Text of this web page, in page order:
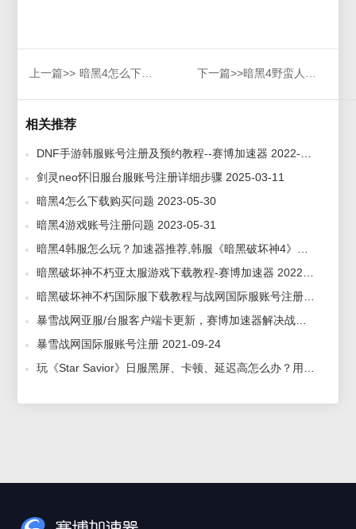
上一篇>> 暗黑4怎么下载购买问题 下一篇>>暗黑4野蛮人开荒指南你了解多少，跟着赛博一起涨知识！
相关推荐
剑灵neo怀旧服台服账号注册详细步骤 2025-03-11
暗黑4怎么下载购买问题 2023-05-30
暗黑4游戏账号注册问题 2023-05-31
暴雪战网国际服账号注册 2021-09-24